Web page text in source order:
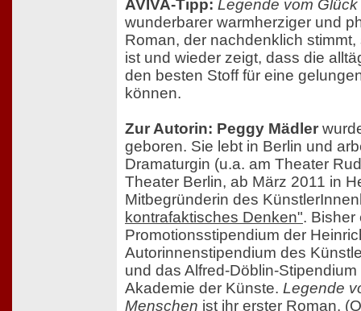
AVIVA-Tipp: Legende vom
wunderbarer warmherziger und
Roman, der nachdenklich
ist und wieder zeigt, dass die
den besten Stoff für eine
können.
Zur Autorin: Peggy Mädler
geboren. Sie lebt in Berlin und
Dramaturgin (u.a. am Theater
Theater Berlin, ab März 2011 in
Mitbegründerin des
kontrafaktisches Denken". Bisher
Promotionsstipendium der
Autorinnenstipendium des
und das Alfred-Döblin-
Akademie der Künste. Legende
Menschen ist ihr erster Roman.